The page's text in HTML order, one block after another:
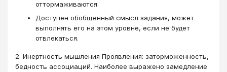
оттормаживаются.
Доступен обобщенный смысл задания, может
выполнять его на этом уровне, если не будет
отвлекаться.
2. Инертность мышления Проявления: заторможенность,
бедность ассоциаций. Наиболее выражено замедление